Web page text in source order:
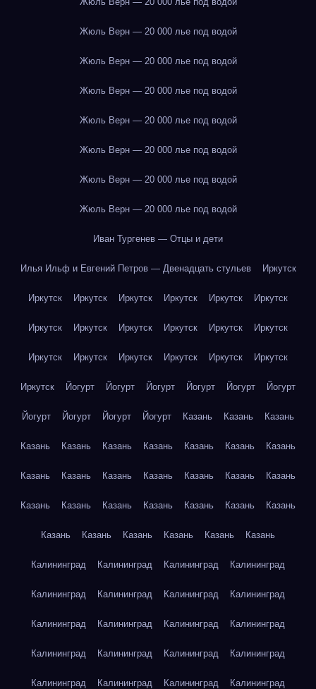
Жюль Верн — 20 000 лье под водой
Жюль Верн — 20 000 лье под водой
Жюль Верн — 20 000 лье под водой
Жюль Верн — 20 000 лье под водой
Жюль Верн — 20 000 лье под водой
Жюль Верн — 20 000 лье под водой
Жюль Верн — 20 000 лье под водой
Иван Тургенев — Отцы и дети
Илья Ильф и Евгений Петров — Двенадцать стульев Иркутск
Иркутск Иркутск Иркутск Иркутск Иркутск Иркутск
Иркутск Иркутск Иркутск Иркутск Иркутск Иркутск
Иркутск Иркутск Иркутск Иркутск Иркутск Иркутск
Иркутск Йогурт Йогурт Йогурт Йогурт Йогурт Йогурт
Йогурт Йогурт Йогурт Йогурт Казань Казань Казань
Казань Казань Казань Казань Казань Казань Казань
Казань Казань Казань Казань Казань Казань Казань
Казань Казань Казань Казань Казань Казань Казань
Казань Казань Казань Казань Казань Казань
Калининград Калининград Калининград Калининград
Калининград Калининград Калининград Калининград
Калининград Калининград Калининград Калининград
Калининград Калининград Калининград Калининград
Калининград Калининград Калининград Калининград